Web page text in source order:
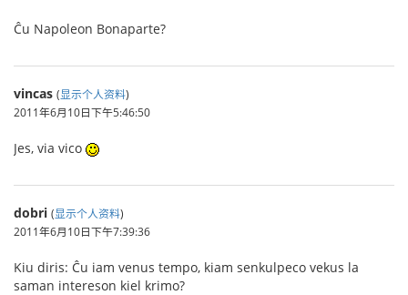
Ĉu Napoleon Bonaparte?
vincas (显示个人资料)
2011年6月10日下午5:46:50
Jes, via vico
dobri (显示个人资料)
2011年6月10日下午7:39:36
Kiu diris: Ĉu iam venus tempo, kiam senkulpeco vekus la
saman intereson kiel krimo?